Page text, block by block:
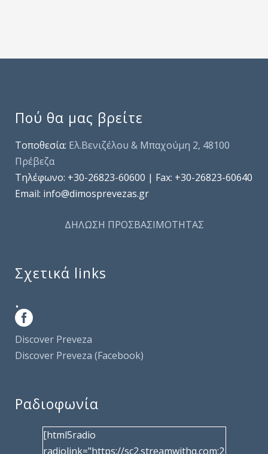
Πού θα μας βρείτε
Τοποθεσία: Ελ.Βενιζέλου & Μπαχούμη 2, 48100
Πρέβεζα
Τηλέφωνo: +30-26823-60600 | Fax: +30-26823-60640
Email: info@dimosprevezas.gr
ΔΗΛΩΣΗ ΠΡΟΣΒΑΣΙΜΟΤΗΤΑΣ
Σχετικά links
.
Discover Preveza
Discover Preveza (Facebook)
Ραδιοφωνία
[html5radio
radiolink="https://sc2.streamwithq.com:2